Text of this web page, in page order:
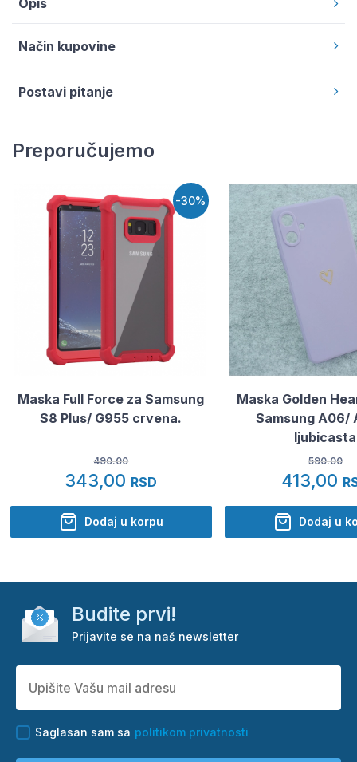
Opis
Način kupovine
Postavi pitanje
Preporučujemo
-30%
Maska Full Force za Samsung
S8 Plus/ G955 crvena.
490.00
343,00 RSD
Dodaj u korpu
Maska Golden
Samsung A06/
ljubicasta
590.00
413,00
Dodaj u
Budite prvi!
Prijavite se na naš newsletter
Saglasan sam sa politikom privatnosti